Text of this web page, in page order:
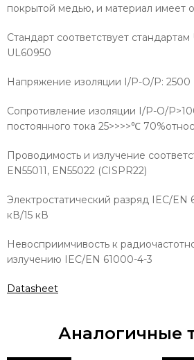
покрытой медью, и материал имеет
Стандарт соответствует стандартам
UL60950
Напряжение изоляции I/P-O/P: 2500
Сопротивление изоляции I/P-O/
постоянного тока 25>>>>℃
Проводимость и излучение
EN55011, EN55022 (CISPR22)
Электростатический разряд IEC/EN
кВ/15 кВ
Невосприимчивость к
излучению IEC/EN 61000-4-3
Datasheet
Аналогичные